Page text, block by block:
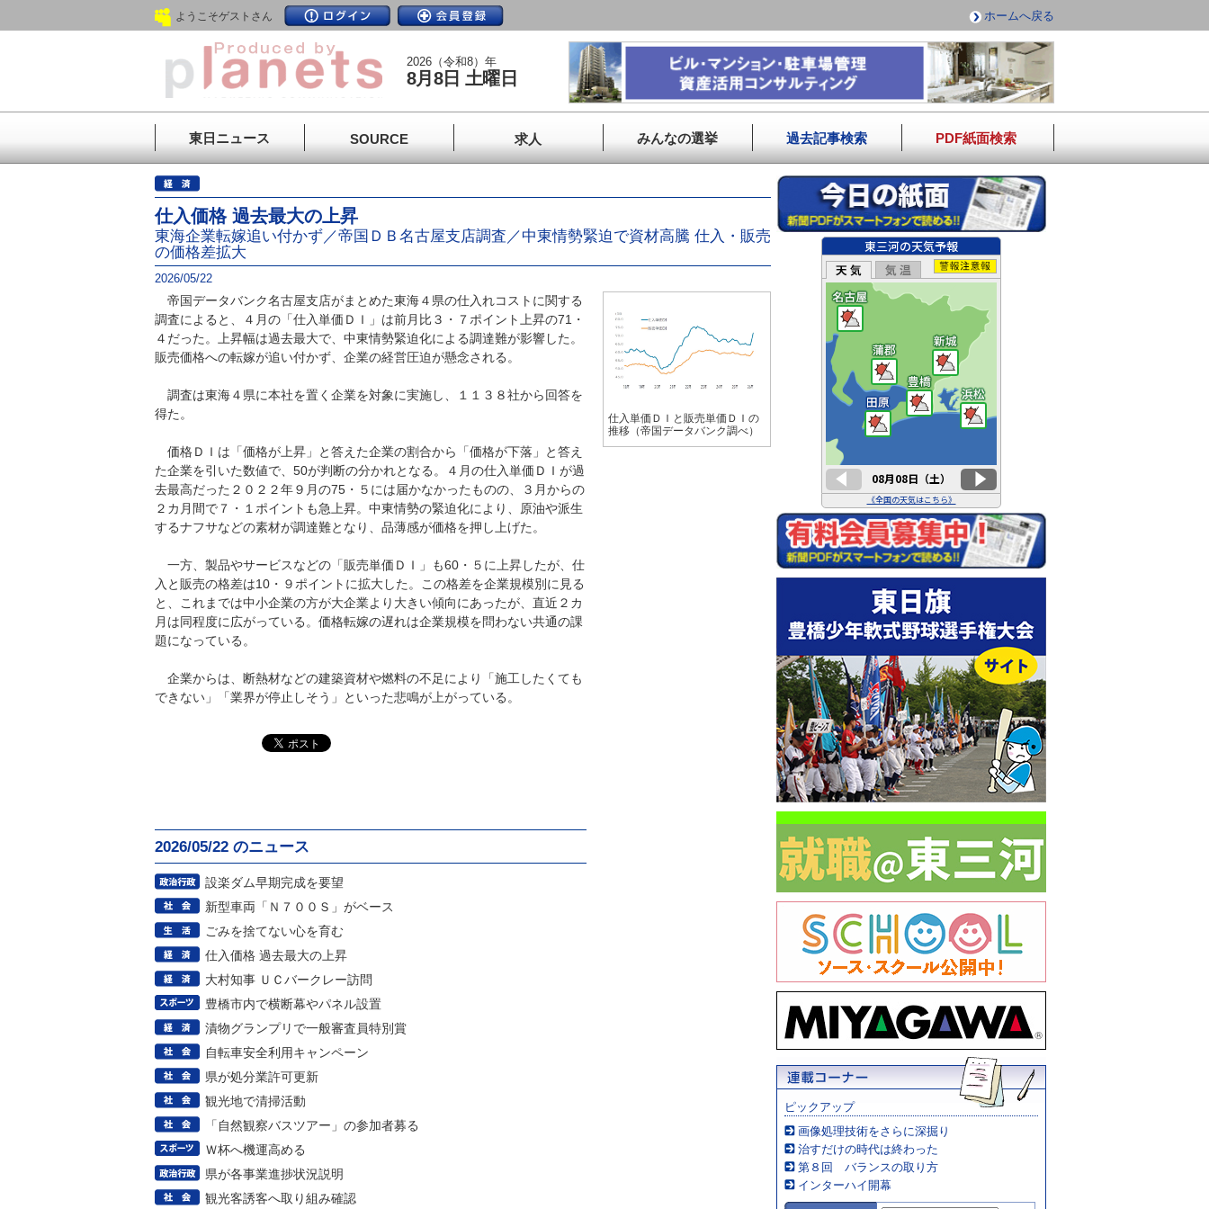
ようこそゲストさん ホームへ戻る
2026（令和8）年
8月8日 土曜日
東日ニュース SOURCE 求人 みんなの選挙 過去記事検索 PDF紙面検索
仕入価格 過去最大の上昇
東海企業転嫁追い付かず／帝国ＤＢ名古屋支店調査／中東情勢緊迫で資材高騰 仕入・販売
の価格差拡大
2026/05/22
帝国データバンク名古屋支店がまとめた東海４県の仕入れコストに関する
調査によると、４月の「仕入単価ＤＩ」は前月比３・７ポイント上昇の71・
４だった。上昇幅は過去最大で、中東情勢緊迫化による調達難が影響した。
販売価格への転嫁が追い付かず、企業の経営圧迫が懸念される。
調査は東海４県に本社を置く企業を対象に実施し、１１３８社から回答を
得た。
価格ＤＩは「価格が上昇」と答えた企業の割合から「価格が下落」と答え
た企業を引いた数値で、50が判断の分かれとなる。４月の仕入単価ＤＩが過
去最高だった２０２２年９月の75・５には届かなかったものの、３月からの
２カ月間で７・１ポイントも急上昇。中東情勢の緊迫化により、原油や派生
するナフサなどの素材が調達難となり、品薄感が価格を押し上げた。
一方、製品やサービスなどの「販売単価ＤＩ」も60・５に上昇したが、仕
入と販売の格差は10・９ポイントに拡大した。この格差を企業規模別に見る
と、これまでは中小企業の方が大企業より大きい傾向にあったが、直近２カ
月は同程度に広がっている。価格転嫁の遅れは企業規模を問わない共通の課
題になっている。
企業からは、断熱材などの建築資材や燃料の不足により「施工したくても
できない」「業界が停止しそう」といった悲鳴が上がっている。
2026/05/22 のニュース
設楽ダム早期完成を要望
新型車両「Ｎ７００Ｓ」がベース
ごみを捨てない心を育む
仕入価格 過去最大の上昇
大村知事 ＵＣバークレー訪問
豊橋市内で横断幕やパネル設置
漬物グランプリで一般審査員特別賞
自転車安全利用キャンペーン
県が処分業許可更新
観光地で清掃活動
「自然観察バスツアー」の参加者募る
Ｗ杯へ機運高める
県が各事業進捗状況説明
観光客誘客へ取り組み確認
仕入単価ＤＩと販売単価ＤＩの
推移（帝国データバンク調べ）
ピックアップ
画像処理技術をさらに深掘り
治すだけの時代は終わった
第８回 バランスの取り方
インターハイ開幕